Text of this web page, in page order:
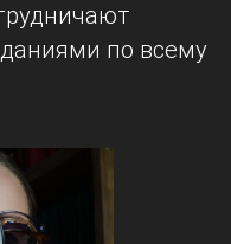
по всему